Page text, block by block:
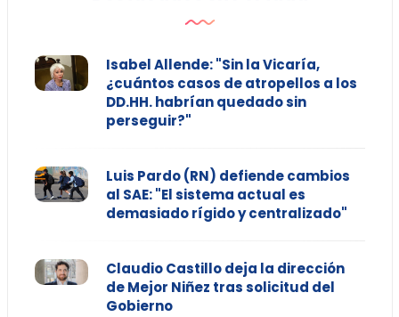
Isabel Allende: "Sin la Vicaría,
¿cuántos casos de atropellos a los
DD.HH. habrían quedado sin
perseguir?"
Luis Pardo (RN) defiende cambios
al SAE: "El sistema actual es
demasiado rígido y centralizado"
Claudio Castillo deja la dirección
de Mejor Niñez tras solicitud del
Gobierno